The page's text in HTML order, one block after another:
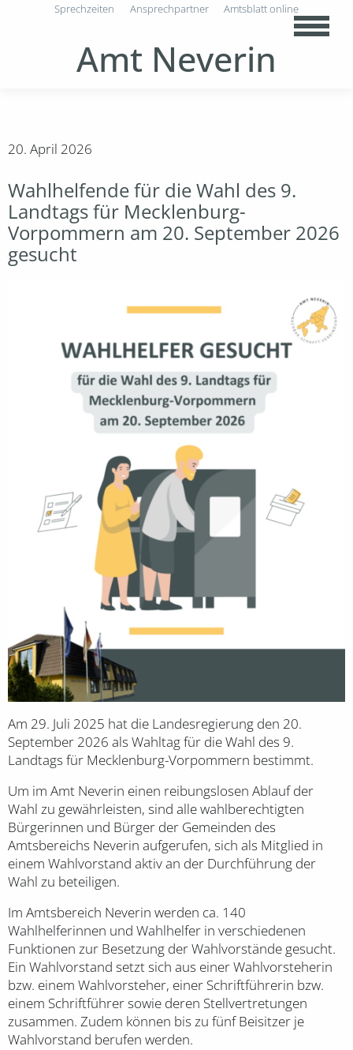
Amt Neverin
Sprechzeiten Ansprechpartner Amtsblatt online
20. April 2026
Wahlhelfende für die Wahl des 9.
Landtags für Mecklenburg-
Vorpommern am 20. September 2026
gesucht
Am 29. Juli 2025 hat die Landesregierung den 20.
September 2026 als Wahltag für die Wahl des 9.
Landtags für Mecklenburg-Vorpommern bestimmt.
Um im Amt Neverin einen reibungslosen Ablauf der
Wahl zu gewährleisten, sind alle wahlberechtigten
Bürgerinnen und Bürger der Gemeinden des
Amtsbereichs Neverin aufgerufen, sich als Mitglied in
einem Wahlvorstand aktiv an der Durchführung der
Wahl zu beteiligen.
Im Amtsbereich Neverin werden ca. 140
Wahlhelferinnen und Wahlhelfer in verschiedenen
Funktionen zur Besetzung der Wahlvorstände gesucht.
Ein Wahlvorstand setzt sich aus einer Wahlvorsteherin
bzw. einem Wahlvorsteher, einer Schriftführerin bzw.
einem Schriftführer sowie deren Stellvertretungen
zusammen. Zudem können bis zu fünf Beisitzer je
Wahlvorstand berufen werden.